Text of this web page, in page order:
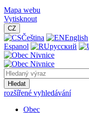
Mapa webu
Vytisknout
CZ
Čeština English
Espanol
русский
Hledat
rozšířené vyhledávání
Obec